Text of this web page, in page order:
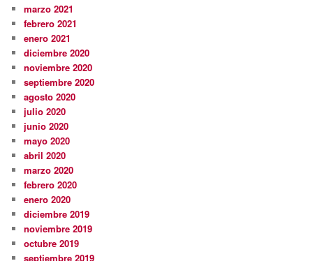
marzo 2021
febrero 2021
enero 2021
diciembre 2020
noviembre 2020
septiembre 2020
agosto 2020
julio 2020
junio 2020
mayo 2020
abril 2020
marzo 2020
febrero 2020
enero 2020
diciembre 2019
noviembre 2019
octubre 2019
septiembre 2019